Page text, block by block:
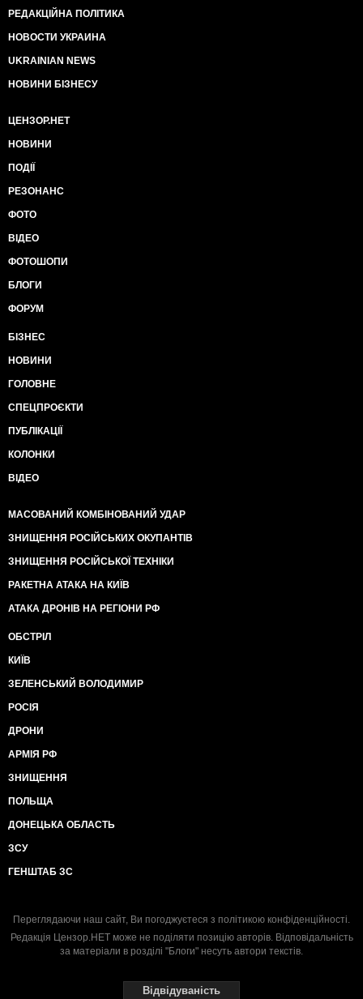
РЕДАКЦІЙНА ПОЛІТИКА
НОВОСТИ УКРАИНА
UKRAINIAN NEWS
НОВИНИ БІЗНЕСУ
ЦЕНЗОР.НЕТ
НОВИНИ
ПОДІЇ
РЕЗОНАНС
ФОТО
ВІДЕО
ФОТОШОПИ
БЛОГИ
ФОРУМ
БІЗНЕС
НОВИНИ
ГОЛОВНЕ
СПЕЦПРОЄКТИ
ПУБЛІКАЦІЇ
КОЛОНКИ
ВІДЕО
МАСОВАНИЙ КОМБІНОВАНИЙ УДАР
ЗНИЩЕННЯ РОСІЙСЬКИХ ОКУПАНТІВ
ЗНИЩЕННЯ РОСІЙСЬКОЇ ТЕХНІКИ
РАКЕТНА АТАКА НА КИЇВ
АТАКА ДРОНІВ НА РЕГІОНИ РФ
ОБСТРІЛ
КИЇВ
ЗЕЛЕНСЬКИЙ ВОЛОДИМИР
РОСІЯ
ДРОНИ
АРМІЯ РФ
ЗНИЩЕННЯ
ПОЛЬЩА
ДОНЕЦЬКА ОБЛАСТЬ
ЗСУ
ГЕНШТАБ ЗС
Переглядаючи наш сайт, Ви погоджуєтеся з політикою конфіденційності.
Редакція Цензор.НЕТ може не поділяти позицію авторів. Відповідальність
за матеріали в розділі "Блоги" несуть автори текстів.
Відвідуваність